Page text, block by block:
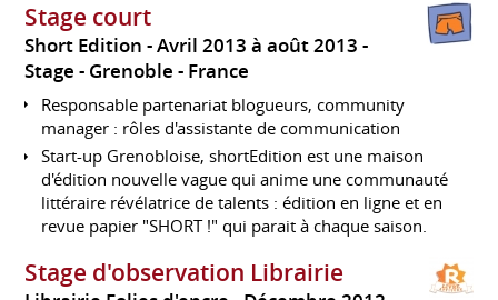
Stage court
Short Edition
Avril 2013 à août 2013
Stage
Grenoble France
Responsable partenariat blogueurs, community
manager : rôles d'assistante de communication
Start-up Grenobloise, shortEdition est une maison
d'édition nouvelle vague qui anime une communauté
littéraire révélatrice de talents : édition en ligne et en
revue papier "SHORT !" qui parait à chaque saison.
Stage d'observation Librairie